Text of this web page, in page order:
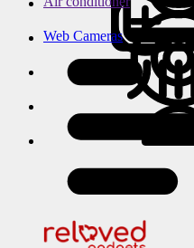
Web Cameras